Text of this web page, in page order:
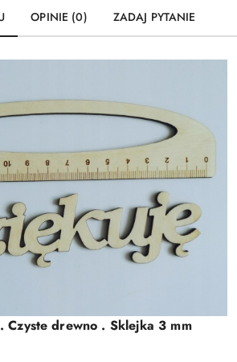
OPINIE (0) ZADAJ PYTANIE
drewno . Sklejka 3 mm